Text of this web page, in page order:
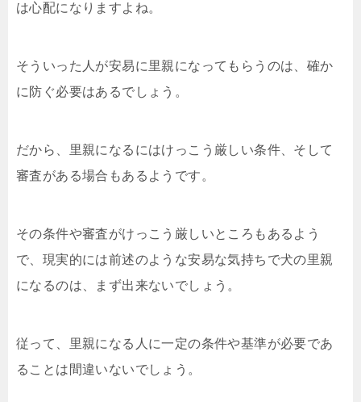
は心配になりますよね。
そういった人が安易に里親になってもらうのは、確か
に防ぐ必要はあるでしょう。
だから、里親になるにはけっこう厳しい条件、そして
審査がある場合もあるようです。
その条件や審査がけっこう厳しいところもあるよう
で、現実的には前述のような安易な気持ちで犬の里親
になるのは、まず出来ないでしょう。
従って、里親になる人に一定の条件や基準が必要であ
ることは間違いないでしょう。